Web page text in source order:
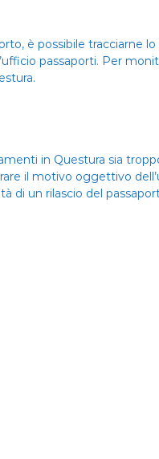
è possibile tracciarne
passaporti. Per
in Questura sia
il motivo oggettivo
di un rilascio del